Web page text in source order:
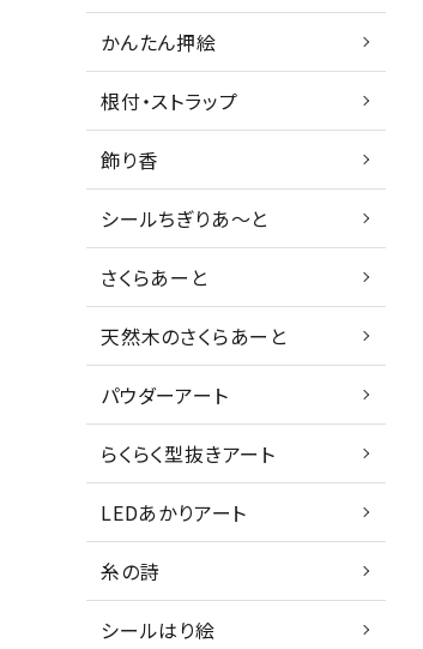
かんたん押絵
根付・ストラップ
飾り香
シールちぎりあ～と
さくらあーと
天然木のさくらあーと
パウダーアート
らくらく型抜きアート
LEDあかりアート
糸の詩
シールはり絵